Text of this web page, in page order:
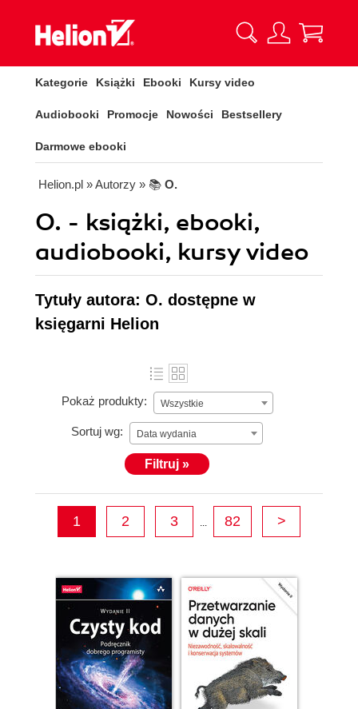
Kategorie Książki Ebooki Kursy video
Audiobooki Promocje Nowości Bestsellery
Darmowe ebooki
Helion.pl » Autorzy » 📚 O.
O. - książki, ebooki,
audiobooki, kursy video
Tytuły autora: O. dostępne w
księgarni Helion
Pokaż produkty: Wszystkie
Sortuj wg: Data wydania
Filtruj »
1 2 3 ... 82 >